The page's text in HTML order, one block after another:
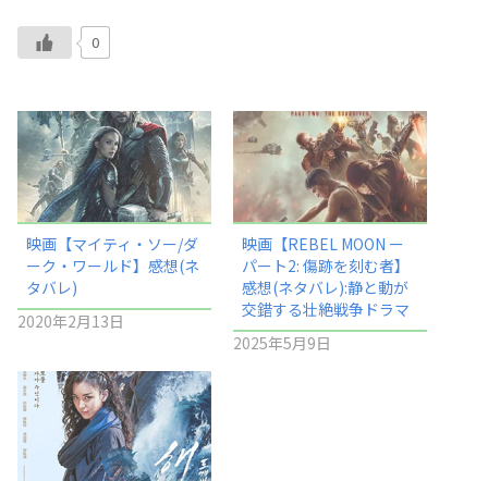
0
映画【マイティ・ソー/ダ
ーク・ワールド】感想(ネ
タバレ)
2020年2月13日
映画【REBEL MOON ー
パート2: 傷跡を刻む者】
感想(ネタバレ):静と動が
交錯する壮絶戦争ドラマ
2025年5月9日